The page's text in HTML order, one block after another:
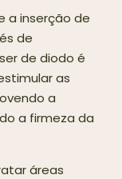
a inserção de
de
de diodo é
as
a
a firmeza da
áreas